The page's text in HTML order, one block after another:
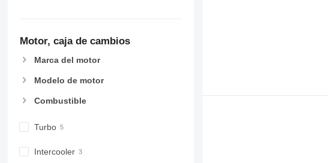
Motor, caja de cambios
Marca del motor
Modelo de motor
Combustible
Turbo
Intercooler